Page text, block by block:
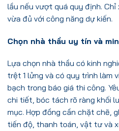
lầu nếu vượt quá quy định.
vừa đủ với công năng dự kiến.
Chọn nhà thầu uy tín và
Lựa chọn nhà thầu có kinh
trệt 1 lửng và có quy trình làm
bạch trong báo giá thi công.
chi tiết, bóc tách rõ ràng khối
mục. Hợp đồng cần chặt chẽ,
tiến độ, thanh toán, vật tư và